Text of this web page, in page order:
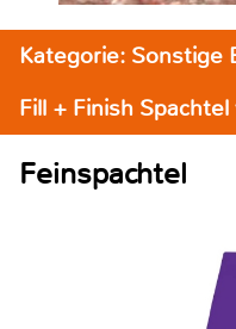
Kategorie: Sonstige
Fill + Finish
Feinspachtel